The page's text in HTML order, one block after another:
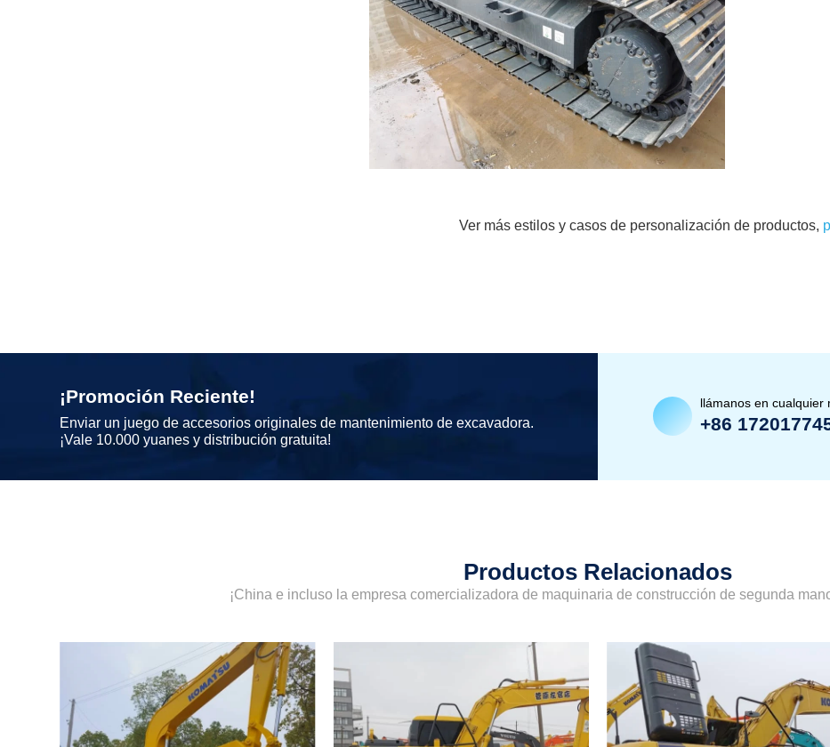
Ver más estilos y casos de personalización de productos,
¡Promoción Reciente!
Enviar un juego de accesorios originales de mantenimiento de excavadora.
¡Vale 10.000 yuanes y distribución gratuita!
llámanos en cualquier
+86
Productos Relacionados
¡China e incluso la empresa comercializadora de maquinaria de construcción de segunda